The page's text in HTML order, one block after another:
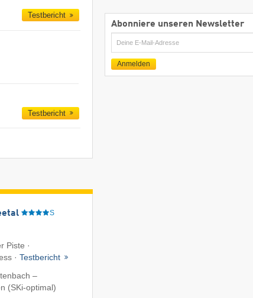
Testbericht
Testbericht
S
Piste ·
· Testbericht
–
(SKi-optimal)
Abonniere unseren Newsletter
E-
Mail
Anmelden